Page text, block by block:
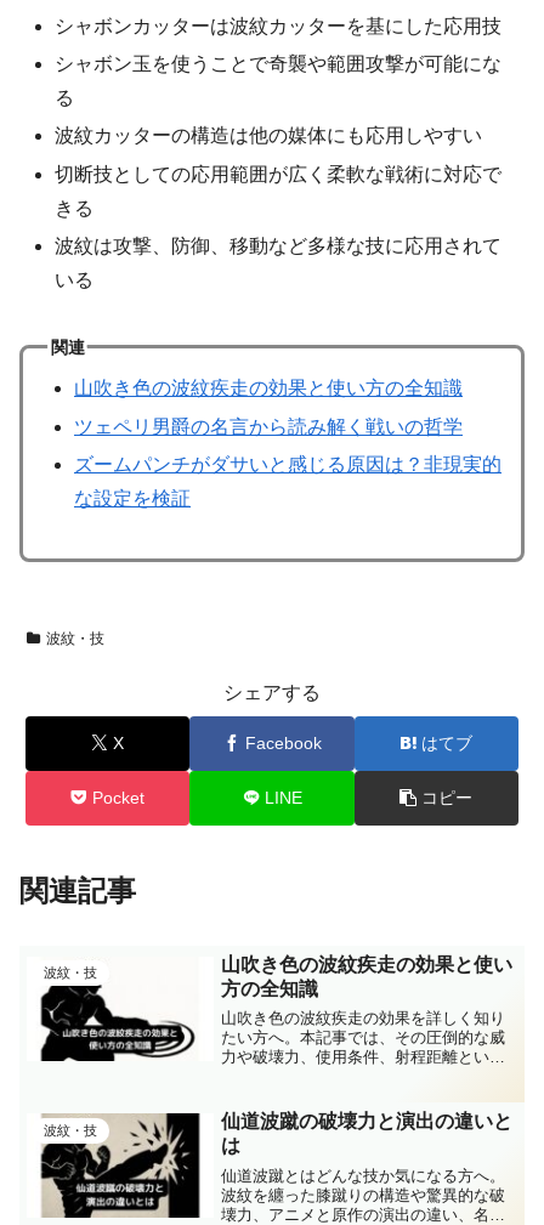
シャボンカッターは波紋カッターを基にした応用技
シャボン玉を使うことで奇襲や範囲攻撃が可能にな
る
波紋カッターの構造は他の媒体にも応用しやすい
切断技としての応用範囲が広く柔軟な戦術に対応で
きる
波紋は攻撃、防御、移動など多様な技に応用されて
いる
関連
山吹き色の波紋疾走の効果と使い方の全知識
ツェペリ男爵の名言から読み解く戦いの哲学
ズームパンチがダサいと感じる原因は？非現実的
な設定を検証
波紋・技
シェアする
X Facebook はてブ
Pocket LINE コピー
関連記事
波紋・技
山吹き色の波紋疾走の効果と使い
方の全知識
山吹き色の波紋疾走の効果を詳しく知り
たい方へ。本記事では、その圧倒的な威
力や破壊力、使用条件、射程距離といっ
の違い、スタンドとの関係まで幅広く紹
介し、初心者でも理解しやすい内容にな
っています。
波紋・技
仙道波蹴の破壊力と演出の違いと
は
仙道波蹴とはどんな技か気になる方へ。
波紋を纏った膝蹴りの構造や驚異的な破
壊力、アニメと原作の演出の違い、名台